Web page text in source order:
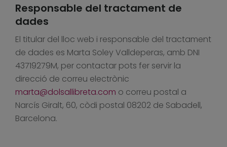
Responsable del tractament de
dades
El titular del lloc web i responsable del tractament
de dades es Marta Soley Valldeperas, amb DNI
43719279M, per contactar pots fer servir la
direcció de correu electrònic
marta@dolsallibreta.com o correu postal a
Narcís Giralt, 60, còdi postal 08202 de Sabadell,
Barcelona.